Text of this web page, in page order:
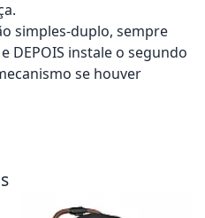
simples-duplo, sempre
DEPOIS instale o segundo
se houver